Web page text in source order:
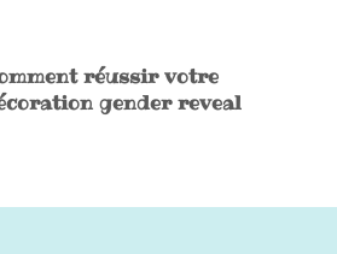
réussir votre
gender reveal